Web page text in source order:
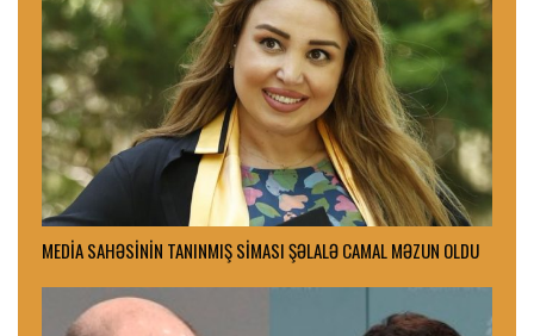
MEDİA SAHƏSİNİN TANINMIŞ SİMASI ŞƏLALƏ CAMAL MƏZUN OLDU